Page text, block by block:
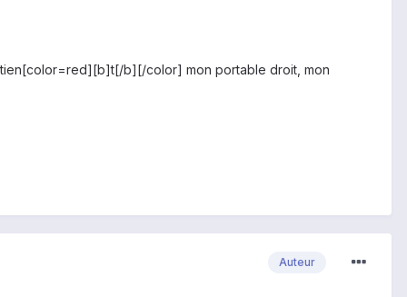
b][/color] mon portable droit, mon
Auteur